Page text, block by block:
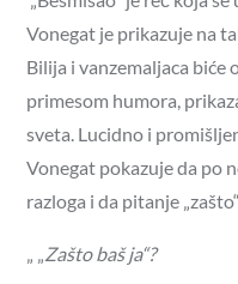
Vonegat je prikazuje na
Bilija i vanzemaljaca biće
primesom humora,
sveta. Lucidno i
Vonegat pokazuje da po
razloga i da pitanje
„ „Zašto baš ja“?